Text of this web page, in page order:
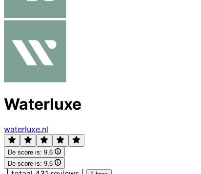
Waterluxe
waterluxe.nl
De score is: 9,6
De score is: 9,6